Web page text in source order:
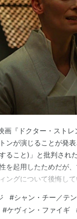
製作
ヤル（2017） 製作
ャラクシー：リミッ
ミング（2017） 製
シーズン2）（
） 製作
ン・アメリカ（
シーズン1）（2015
ズ（シーズン1）
オブ・ウルトロン
ィンター・ソルジ
ワールド（2013）
作
作
画『ドクター・スト
ンが演じることが発
ること)」と批判され
を起用したためだが
ングについて後悔し
#シャン・チー／テ
#ケヴィン・ファイギ